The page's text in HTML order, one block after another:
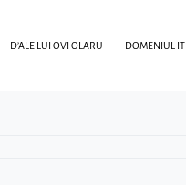
D’ALE LUI OVI OLARU DOMENIUL IT